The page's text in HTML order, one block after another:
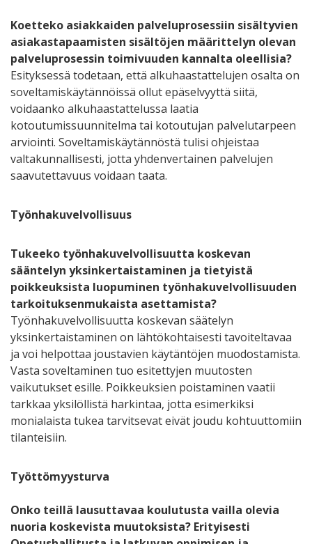
Koetteko asiakkaiden palveluprosessiin sisältyvien
asiakastapaamisten sisältöjen määrittelyn olevan
palveluprosessin toimivuuden kannalta oleellisia?
Esityksessä todetaan, että alkuhaastattelujen osalta on
soveltamiskäytännöissä ollut epäselvyyttä siitä,
voidaanko alkuhaastattelussa laatia
kotoutumissuunnitelma tai kotoutujan palvelutarpeen
arviointi. Soveltamiskäytännöstä tulisi ohjeistaa
valtakunnallisesti, jotta yhdenvertainen palvelujen
saavutettavuus voidaan taata.
Työnhakuvelvollisuus
Tukeeko työnhakuvelvollisuutta koskevan
sääntelyn yksinkertaistaminen ja tietyistä
poikkeuksista luopuminen työnhakuvelvollisuuden
tarkoituksenmukaista asettamista?
Työnhakuvelvollisuutta koskevan säätelyn
yksinkertaistaminen on lähtökohtaisesti tavoiteltavaa
ja voi helpottaa joustavien käytäntöjen muodostamista.
Vasta soveltaminen tuo esitettyjen muutosten
vaikutukset esille. Poikkeuksien poistaminen vaatii
tarkkaa yksilöllistä harkintaa, jotta esimerkiksi
monialaista tukea tarvitsevat eivät joudu kohtuuttomiin
tilanteisiin.
Työttömyysturva
Onko teillä lausuttavaa koulutusta vailla olevia
nuoria koskevista muutoksista? Erityisesti